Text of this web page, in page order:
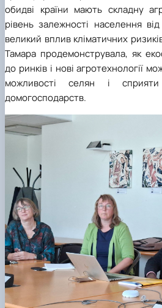
обидві країни мають складну
рівень залежності населення
великий вплив кліматичних
Тамара продемонструвала, як
до ринків і нові агротехнології
можливості селян і сприяти
домогосподарств.